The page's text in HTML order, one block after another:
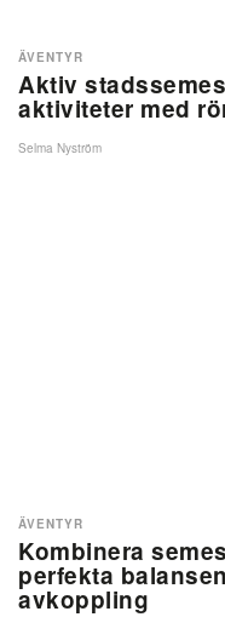
Aktiv
aktiviteter med
ÄVENTYR
Selma Nyström
Kombinera
perfekta
avkoppling
ÄVENTYR